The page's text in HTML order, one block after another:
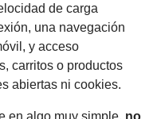
de carga
una navegación
y acceso
carritos o productos
abiertas ni cookies.
en algo muy simple, no